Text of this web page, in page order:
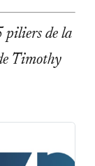
piliers de la
Timothy